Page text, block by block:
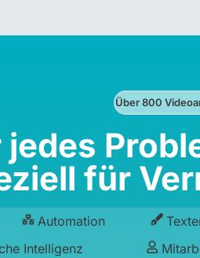
Über 800
jedes
für
Automation
Intelligenz